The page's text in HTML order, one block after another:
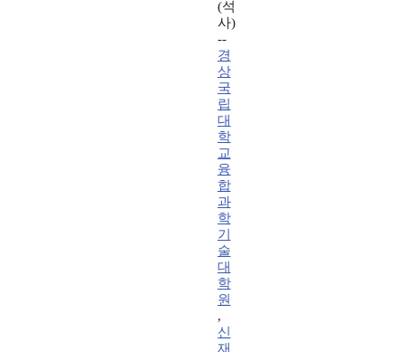
(석
사)
--
경
상
국
립
대
학
교
융
합
과
학
기
술
대
학
원
,
신
재